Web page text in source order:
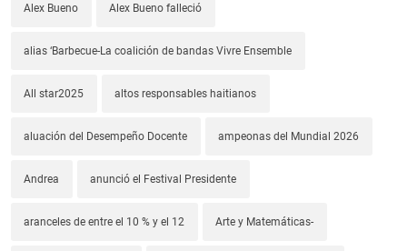
Alex Bueno Alex Bueno falleció
alias ‘Barbecue-La coalición de bandas Vivre Ensemble
All star2025 altos responsables haitianos
aluación del Desempeño Docente ampeonas del Mundial 2026
Andrea anunció el Festival Presidente
aranceles de entre el 10 % y el 12 Arte y Matemáticas-